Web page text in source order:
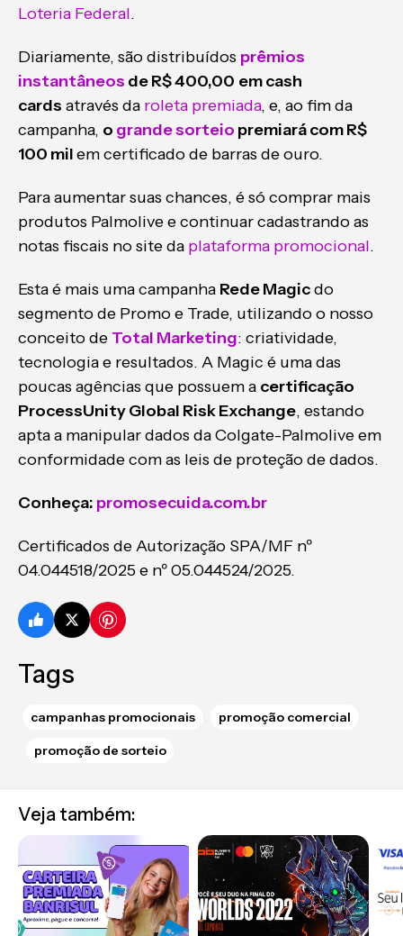
Loteria Federal.
Diariamente, são distribuídos prêmios
instantâneos de R$ 400,00 em cash
cards através da roleta premiada, e, ao fim da
campanha, o grande sorteio premiará com R$
100 milem certificado de barras de ouro.
Para aumentar suas chances, é só comprar mais
produtos Palmolive e continuar cadastrando as
notas fiscais no site da plataforma promocional.
Esta é mais uma campanha Rede Magicdo
segmento de Promo e Trade, utilizando o nosso
conceito de Total Marketing: criatividade,
tecnologia e resultados. A Magic é uma das
poucas agências que possuem a certificação
ProcessUnity Global Risk Exchange, estando
apta a manipular dados da Colgate-Palmolive em
conformidade com as leis de proteção de dados.
Conheça: promosecuida.com.br
Certificados de Autorização SPA/MF nº
04.044518/2025 e nº 05.044524/2025.
Tags
campanhas promocionais promoção comercial
promoção de sorteio
Veja também: